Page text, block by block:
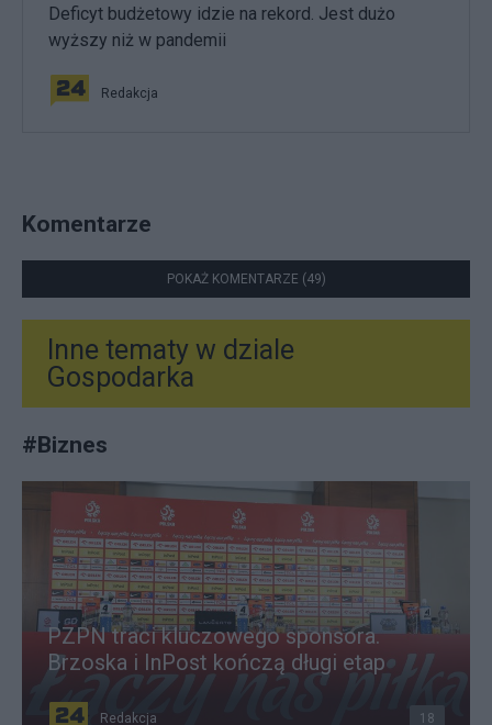
Deficyt budżetowy idzie na rekord. Jest dużo
wyższy niż w pandemii
Redakcja
Komentarze
POKAŻ KOMENTARZE (49)
Inne tematy w dziale
Gospodarka
#Biznes
PZPN traci kluczowego sponsora.
Brzoska i InPost kończą długi etap
Redakcja 18